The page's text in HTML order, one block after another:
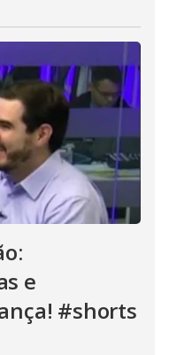
e
#shorts